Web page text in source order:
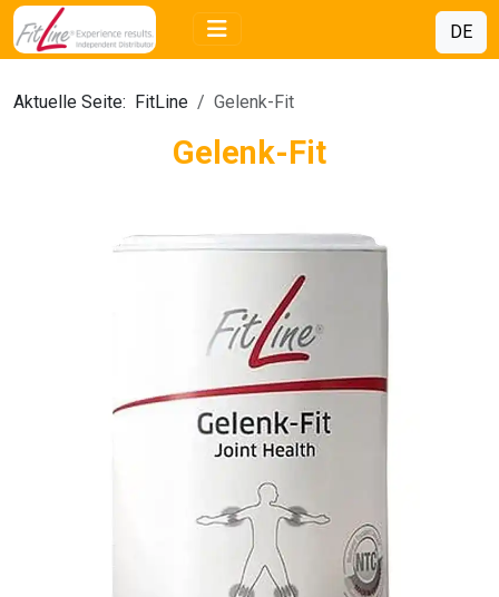
DE
Aktuelle Seite: FitLine Gelenk-Fit
Gelenk-Fit